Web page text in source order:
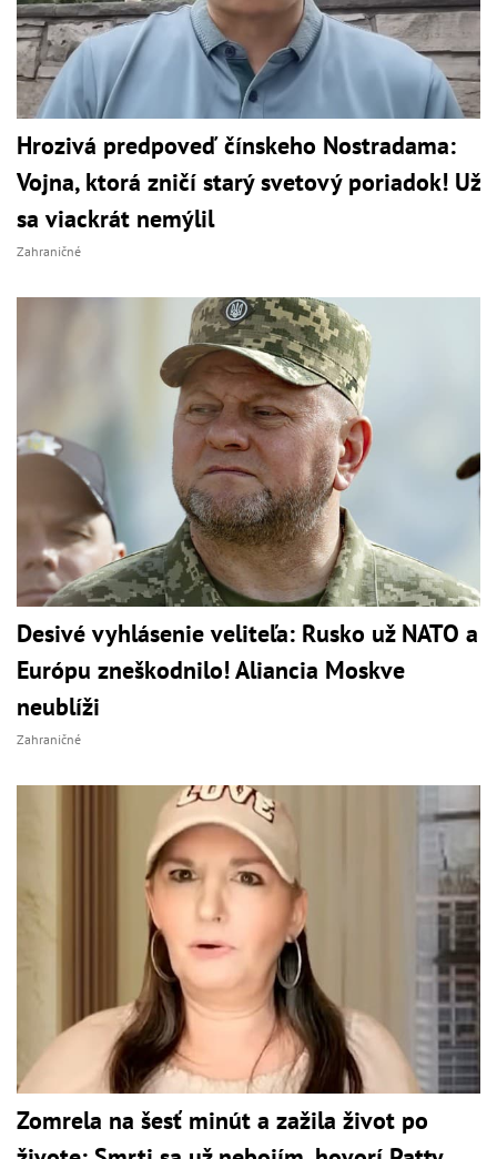
Hrozivá predpoveď čínskeho Nostradama:
Vojna, ktorá zničí starý svetový poriadok! Už
sa viackrát nemýlil
Zahraničné
Desivé vyhlásenie veliteľa: Rusko už NATO a
Európu zneškodnilo! Aliancia Moskve
neublíži
Zahraničné
Zomrela na šesť minút a zažila život po